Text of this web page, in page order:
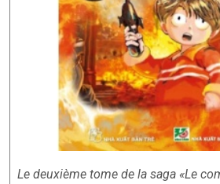
Le deuxième tome de la saga «Le